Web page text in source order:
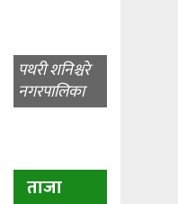
पथरी शनिश्चरे
नगरपालिका
ताजा